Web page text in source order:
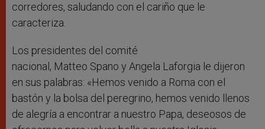
corredores, saludando con el cariño que le
caracteriza.
Los presidentes del comité
nacional, Matteo Spano y Angela Laforgia le dijeron
en sus palabras: «Hemos venido a Roma con el
bastón y la bolsa del peregrino, hemos venido llenos
de alegría a encontrar a nuestro Papa, deseosos de